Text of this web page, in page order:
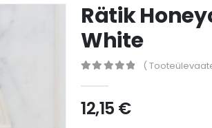
Rätik
White
(
12,15 €